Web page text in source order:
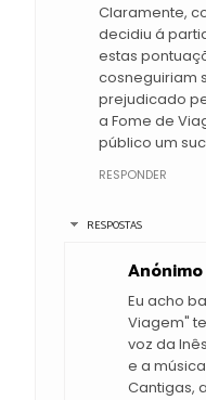
Claramente,
decidiu á
estas
cosneguiriam
prejudicado
a Fome de
público um
RESPONDER
RESPOSTAS
Anónimo
Eu acho
Viagem"
voz da
e a
Cantigas,